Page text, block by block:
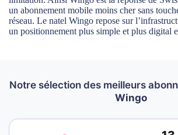
un abonnement mobile moins cher sans
réseau. Le natel Wingo repose sur
un positionnement plus simple et plus digital
Notre sélection des meilleurs
Wingo